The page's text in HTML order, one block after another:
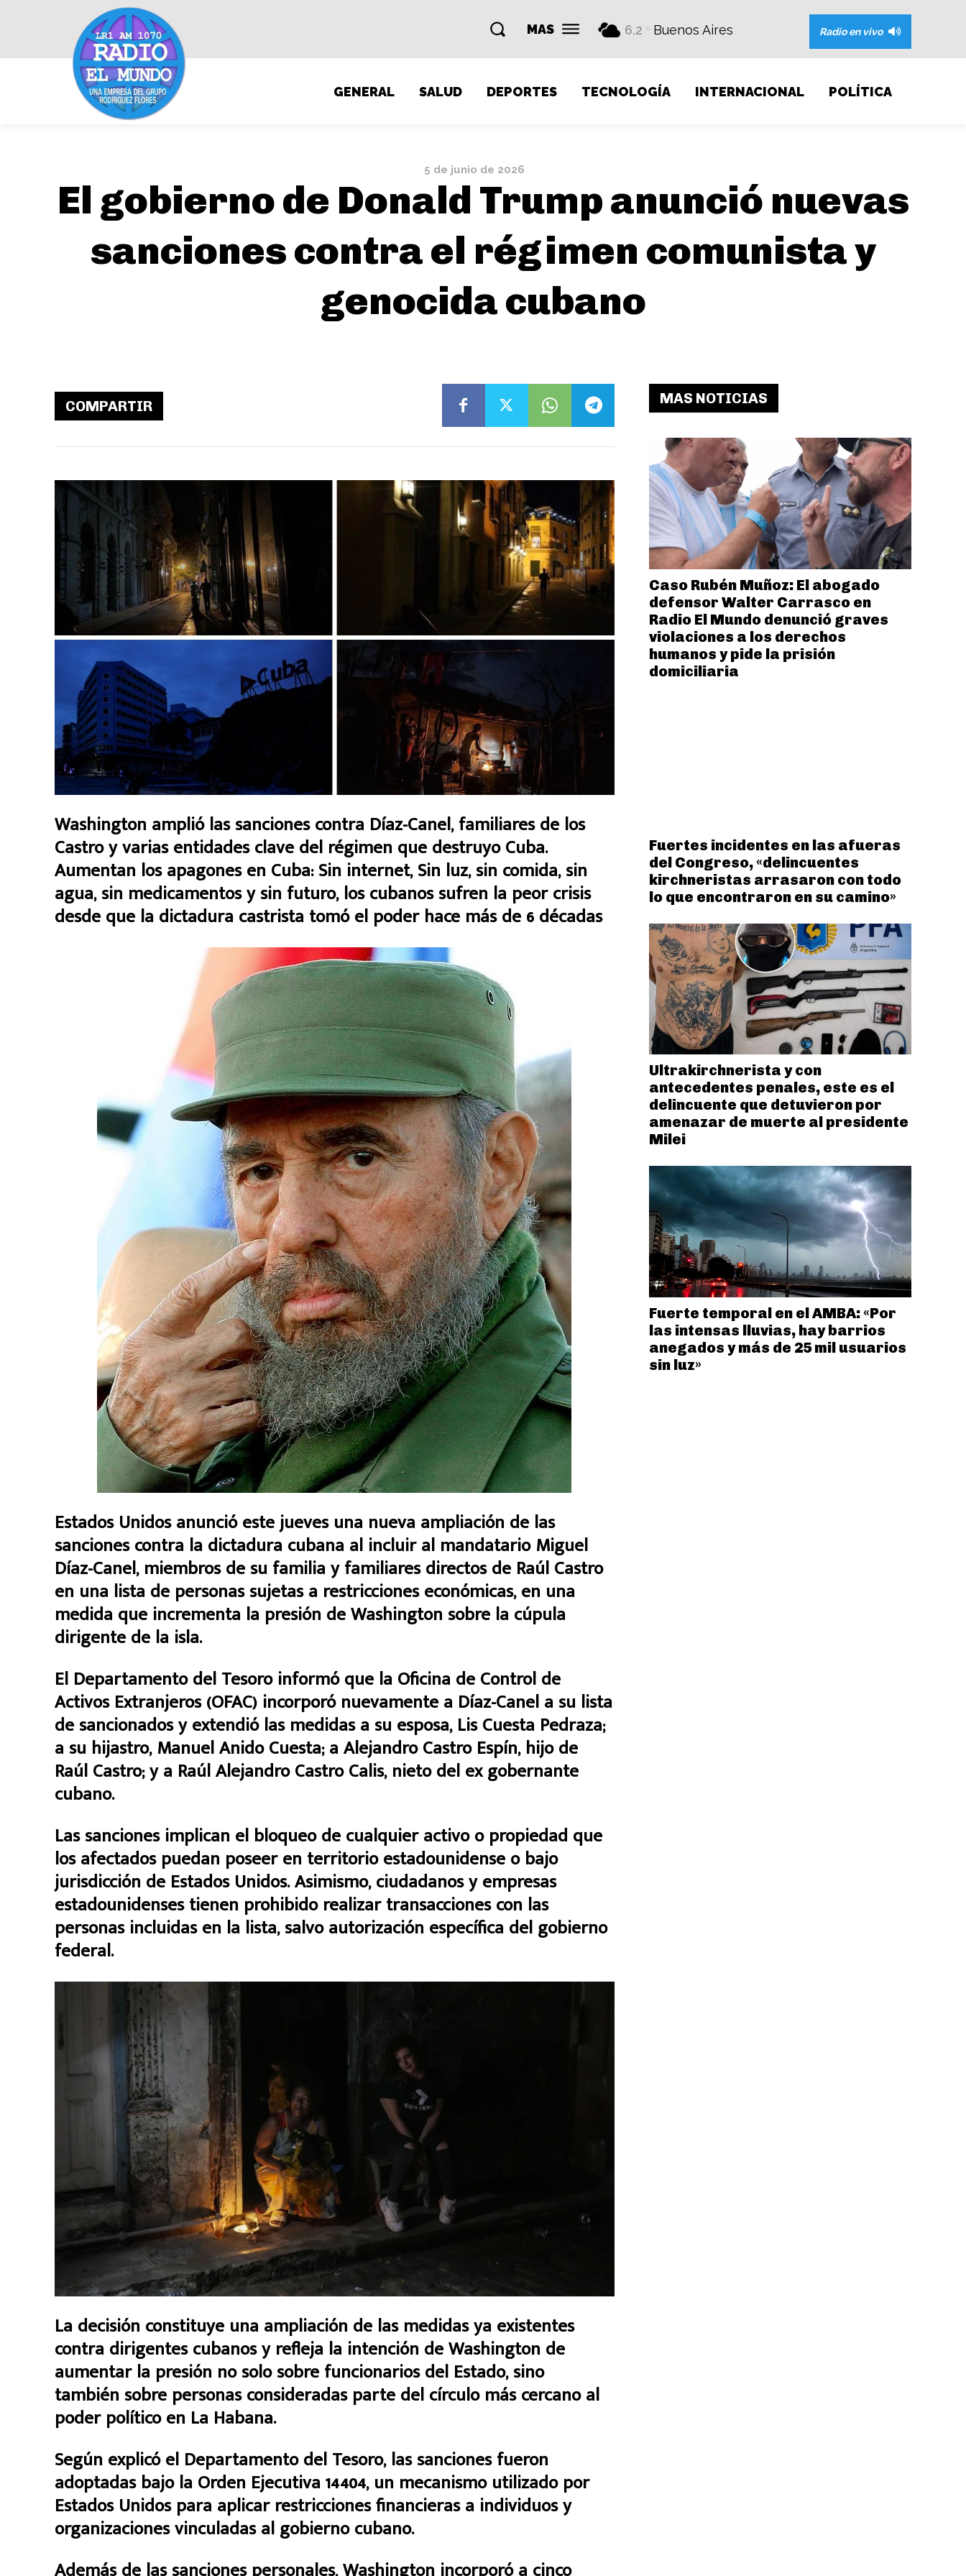
MAS 6.2 C Buenos Aires Radio en vivo
GENERAL SALUD DEPORTES TECNOLOGÍA INTERNACIONAL POLÍTICA
5 de junio de 2026
El gobierno de Donald Trump anunció nuevas
sanciones contra el régimen comunista y
genocida cubano
COMPARTIR
Washington amplió las sanciones contra Díaz-Canel, familiares de los
Castro y varias entidades clave del régimen que destruyo Cuba.
Aumentan los apagones en Cuba: Sin internet, Sin luz, sin comida, sin
agua, sin medicamentos y sin futuro, los cubanos sufren la peor crisis
desde que la dictadura castrista tomó el poder hace más de 6 décadas
Estados Unidos anunció este jueves una nueva ampliación de las
sanciones contra la dictadura cubana al incluir al mandatario Miguel
Díaz-Canel, miembros de su familia y familiares directos de Raúl Castro
en una lista de personas sujetas a restricciones económicas, en una
medida que incrementa la presión de Washington sobre la cúpula
dirigente de la isla.
El Departamento del Tesoro informó que la Oficina de Control de
Activos Extranjeros (OFAC) incorporó nuevamente a Díaz-Canel a su lista
de sancionados y extendió las medidas a su esposa, Lis Cuesta Pedraza;
a su hijastro, Manuel Anido Cuesta; a Alejandro Castro Espín, hijo de
Raúl Castro; y a Raúl Alejandro Castro Calis, nieto del ex gobernante
cubano.
Las sanciones implican el bloqueo de cualquier activo o propiedad que
los afectados puedan poseer en territorio estadounidense o bajo
jurisdicción de Estados Unidos. Asimismo, ciudadanos y empresas
estadounidenses tienen prohibido realizar transacciones con las
personas incluidas en la lista, salvo autorización específica del gobierno
federal.
La decisión constituye una ampliación de las medidas ya existentes
contra dirigentes cubanos y refleja la intención de Washington de
aumentar la presión no solo sobre funcionarios del Estado, sino
también sobre personas consideradas parte del círculo más cercano al
poder político en La Habana.
Según explicó el Departamento del Tesoro, las sanciones fueron
adoptadas bajo la Orden Ejecutiva 14404, un mecanismo utilizado por
Estados Unidos para aplicar restricciones financieras a individuos y
organizaciones vinculadas al gobierno cubano.
MAS NOTICIAS
Caso Rubén Muñoz: El abogado
defensor Walter Carrasco en
Radio El Mundo denunció graves
violaciones a los derechos
humanos y pide la prisión
domiciliaria
Fuertes incidentes en las afueras
del Congreso, «delincuentes
kirchneristas arrasaron con todo
lo que encontraron en su camino»
Ultrakirchnerista y con
antecedentes penales, este es el
delincuente que detuvieron por
amenazar de muerte al presidente
Milei
Fuerte temporal en el AMBA: «Por
las intensas lluvias, hay barrios
anegados y más de 25 mil usuarios
sin luz»